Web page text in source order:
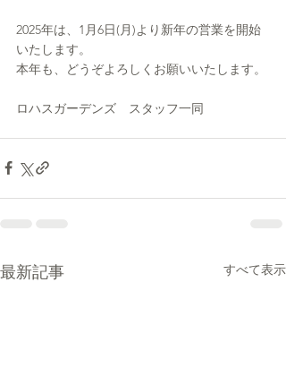
2025年は、1月6日(月)より新年の営業を開始
いたします。
本年も、どうぞよろしくお願いいたします。
ロハスガーデンズ　スタッフ一同
最新記事 すべて表示